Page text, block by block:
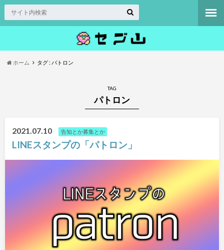
ホーム タグ : パトロン
TAG
パトロン
2021.07.10 告知とか募集とか
LINEスタンプの「パトロン」